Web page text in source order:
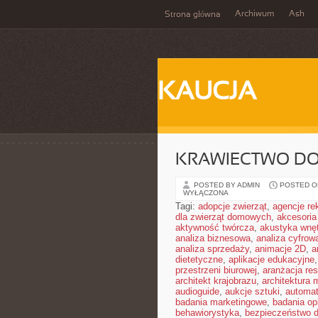
Strona główna Archiwum Ash
KAUCJA
KRAWIECTWO
POSTED BY ADMIN
POSTED
WYŁĄCZONA
Tagi: adopcje zwierząt, agencje
dla zwierząt domowych,
aktywność twórcza, akustyka
analiza biznesowa, analiza
analiza sprzedaży, animacje 2D,
dietetyczne, aplikacje edukacyjne
przestrzeni biurowej, aranżacja
architekt krajobrazu, architektura
audioguide, aukcje sztuki,
badania marketingowe, badania
behawiorystyka, bezpieczeństwo